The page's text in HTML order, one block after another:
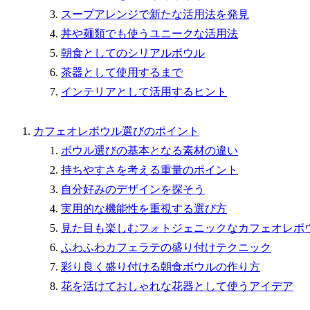
スープアレンジで新たな活用法を発見
丼や麺類でも使うユニークな活用法
朝食としてのシリアルボウル
茶器として使用するまで
インテリアとして活用するヒント
カフェオレボウル選びのポイント
ボウル選びの基本となる素材の違い
持ちやすさを考える重量のポイント
自分好みのデザインを探そう
実用的な機能性を重視する選び方
見た目も楽しむフォトジェニックなカフェオレボ
ふわふわカフェラテの盛り付けテクニック
彩り良く盛り付ける朝食ボウルの作り方
花を活けておしゃれな花器として使うアイデア